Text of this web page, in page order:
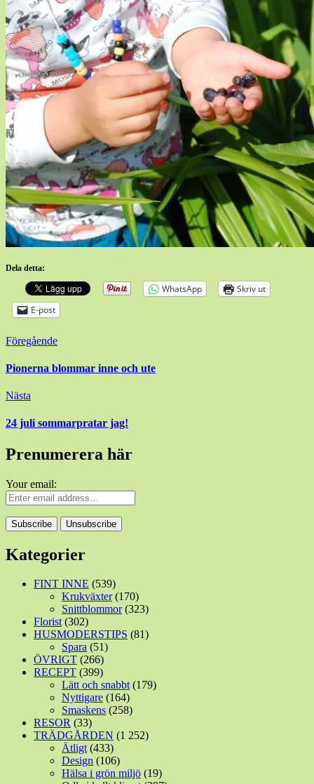
Dela detta:
WhatsApp
Skriv ut
E-post
Inläggsnavigering
Föregående
Pionerna blommar inne och ute
Nästa
24 juli sommarpratar jag!
Prenumerera här
Your email:
Kategorier
FINT INNE (539)
Krukväxter(170)
Snittblommor(323)
Florist(302)
HUSMODERSTIPS (81)
Spara (51)
ÖVRIGT (266)
RECEPT (399)
Lätt och snabbt(179)
Nyttigare (164)
Smaskens (258)
RESOR (33)
TRÄDGÅRDEN (1 252)
Ätligt(433)
Design (106)
Hälsa i grön miljö (19)